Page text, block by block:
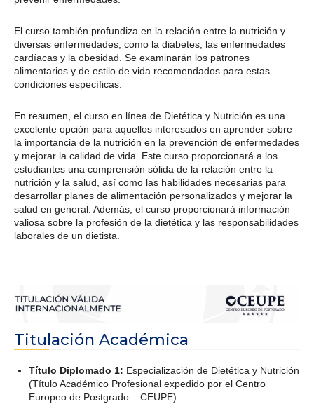
El curso también profundiza en la relación entre la nutrición y
diversas enfermedades, como la diabetes, las enfermedades
cardíacas y la obesidad. Se examinarán los patrones
alimentarios y de estilo de vida recomendados para estas
condiciones específicas.
En resumen, el curso en línea de Dietética y Nutrición es una
excelente opción para aquellos interesados en aprender sobre
la importancia de la nutrición en la prevención de enfermedades
y mejorar la calidad de vida. Este curso proporcionará a los
estudiantes una comprensión sólida de la relación entre la
nutrición y la salud, así como las habilidades necesarias para
desarrollar planes de alimentación personalizados y mejorar la
salud en general. Además, el curso proporcionará información
valiosa sobre la profesión de la dietética y las responsabilidades
laborales de un dietista.
Titulación Académica
Título Diplomado 1: Especialización de Dietética y Nutrición
(Título Académico Profesional expedido por el Centro
Europeo de Postgrado – CEUPE).